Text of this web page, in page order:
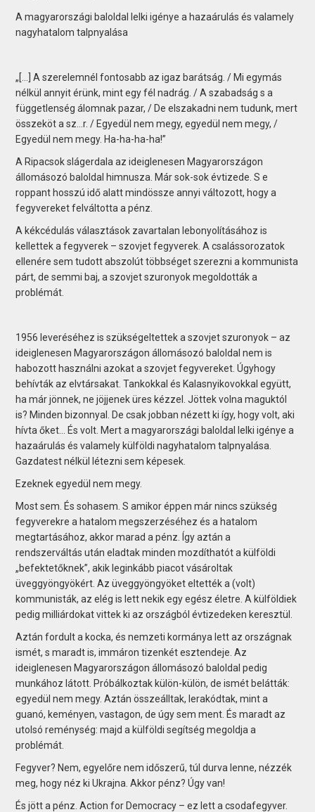
A magyarországi baloldal lelki igénye a hazaárulás és valamely
nagyhatalom talpnyalása
„[…] A szerelemnél fontosabb az igaz barátság. / Mi egymás
nélkül annyit érünk, mint egy fél nadrág. / A szabadság s a
függetlenség álomnak pazar, / De elszakadni nem tudunk, mert
összeköt a sz…r. / Egyedül nem megy, egyedül nem megy, /
Egyedül nem megy. Ha-ha-ha-ha!”
A Ripacsok slágerdala az ideiglenesen Magyarországon
állomásozó baloldal himnusza. Már sok-sok évtizede. S e
roppant hosszú idő alatt mindössze annyi változott, hogy a
fegyvereket felváltotta a pénz.
A kékcédulás választások zavartalan lebonyolításához is
kellettek a fegyverek – szovjet fegyverek. A csalássorozatok
ellenére sem tudott abszolút többséget szerezni a kommunista
párt, de semmi baj, a szovjet szuronyok megoldották a
problémát.
1956 leveréséhez is szükségeltettek a szovjet szuronyok – az
ideiglenesen Magyarországon állomásozó baloldal nem is
habozott használni azokat a szovjet fegyvereket. Úgyhogy
behívták az elvtársakat. Tankokkal és Kalasnyikovokkal együtt,
ha már jönnek, ne jöjjenek üres kézzel. Jöttek volna maguktól
is? Minden bizonnyal. De csak jobban nézett ki így, hogy volt, aki
hívta őket… És volt. Mert a magyarországi baloldal lelki igénye a
hazaárulás és valamely külföldi nagyhatalom talpnyalása.
Gazdatest nélkül létezni sem képesek.
Ezeknek egyedül nem megy.
Most sem. És sohasem. S amikor éppen már nincs szükség
fegyverekre a hatalom megszerzéséhez és a hatalom
megtartásához, akkor marad a pénz. Így aztán a
rendszerváltás után eladtak minden mozdíthatót a külföldi
„befektetőknek”, akik leginkább piacot vásároltak
üveggyöngyökért. Az üveggyöngyöket eltették a (volt)
kommunisták, az elég is lett nekik egy egész életre. A külföldiek
pedig milliárdokat vittek ki az országból évtizedeken keresztül.
Aztán fordult a kocka, és nemzeti kormánya lett az országnak
ismét, s maradt is, immáron tizenkét esztendeje. Az
ideiglenesen Magyarországon állomásozó baloldal pedig
munkához látott. Próbálkoztak külön-külön, de ismét belátták:
egyedül nem megy. Aztán összeálltak, lerakódtak, mint a
guanó, keményen, vastagon, de úgy sem ment. És maradt az
utolsó reménység: majd a külföldi segítség megoldja a
problémát.
Fegyver? Nem, egyelőre nem időszerű, túl durva lenne, nézzék
meg, hogy néz ki Ukrajna. Akkor pénz? Úgy van!
És jött a pénz. Action for Democracy – ez lett a csodafegyver.